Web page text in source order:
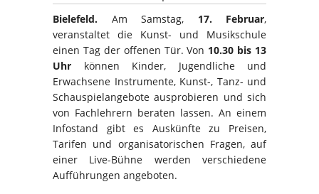
Bielefeld. Am Samstag, 17. Februar,
veranstaltet die Kunst- und Musikschule
einen Tag der offenen Tür. Von 10.30 bis 13
Uhr können Kinder, Jugendliche und
Erwachsene Instrumente, Kunst-, Tanz- und
Schauspielangebote ausprobieren und sich
von Fachlehrern beraten lassen. An einem
Infostand gibt es Auskünfte zu Preisen,
Tarifen und organisatorischen Fragen, auf
einer Live-Bühne werden verschiedene
Aufführungen angeboten.